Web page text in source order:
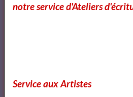
Polish
notre service d'Ateliers
Service aux Artistes